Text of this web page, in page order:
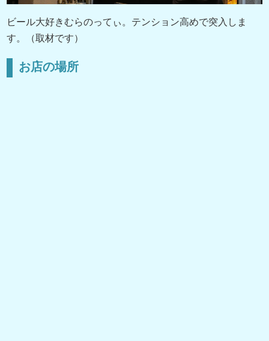
ビール大好きむらのってぃ。テンション高めで突入しま
す。（取材です）
お店の場所